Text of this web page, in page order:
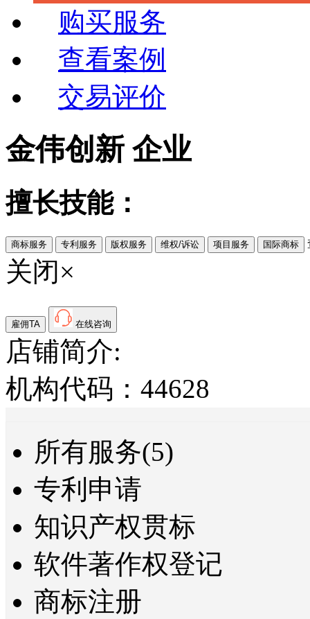
购买服务
查看案例
交易评价
金伟创新 企业
擅长技能：
商标服务 专利服务 版权服务 维权/诉讼 项目服务 国际商标
关闭×
雇佣TA 在线咨询
店铺简介:
机构代码：44628
所有服务(5)
专利申请
知识产权贯标
软件著作权登记
商标注册